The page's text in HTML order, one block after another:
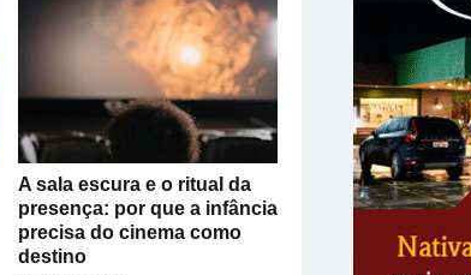
A sala escura e o ritual da
presença: por que a infância
precisa do cinema como
destino